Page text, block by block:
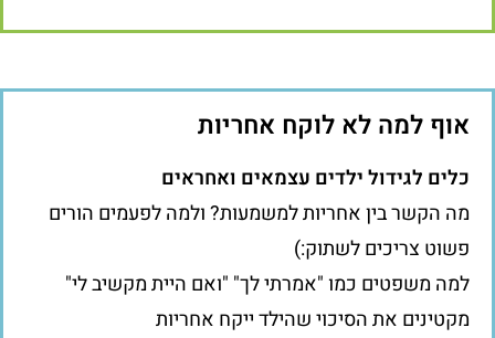
אוף למה לא לוקח אחריות
כלים לגידול ילדים עצמאים ואחראים
מה הקשר בין אחריות למשמעות? ולמה לפעמים הורים
פשוט צריכים לשתוק:)
למה משפטים כמו "אמרתי לך" "ואם היית מקשיב לי"
מקטינים את הסיכוי שהילד ייקח אחריות